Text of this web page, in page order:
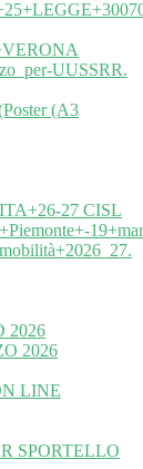
UUSSRR.
(A3
27 CISL
2026
2026
LINE
SPORTELLO